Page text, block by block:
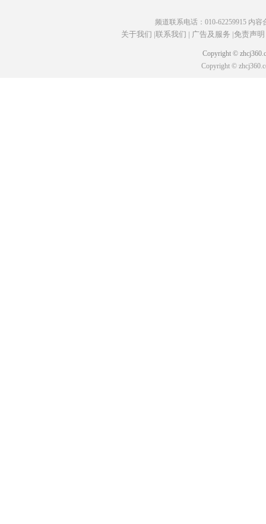
频道联系电话：010-62259915 内容
关于我们 |联系我们 | 广告及服务 |免责声明
Copyright ©
Copyright ©